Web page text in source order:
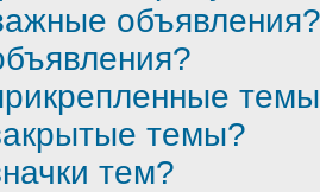
объявления?
темы?
тем?